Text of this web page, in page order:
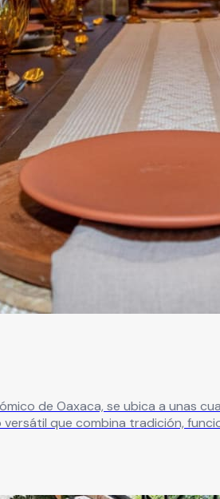
de Oaxaca, se ubica a unas
que combina tradición,